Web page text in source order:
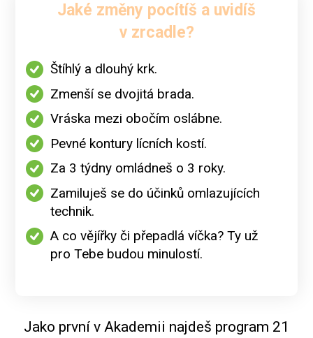
Jaké změny pocítíš a uvidíš
v zrcadle?
Štíhlý a dlouhý krk.
Zmenší se dvojitá brada.
Vráska mezi obočím oslábne.
Pevné kontury lícních kostí.
Za 3 týdny omládneš o 3 roky.
Zamiluješ se do účinků omlazujících
technik.
A co vějířky či přepadlá víčka? Ty už
pro Tebe budou minulostí.
Jako první v Akademii najdeš program 21